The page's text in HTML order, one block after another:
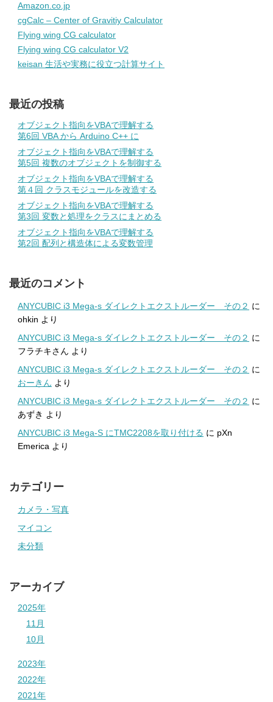
Amazon.co.jp
cgCalc – Center of Gravitiy Calculator
Flying wing CG calculator
Flying wing CG calculator V2
keisan 生活や実務に役立つ計算サイト
最近の投稿
オブジェクト指向をVBAで理解する
第6回 VBA から Arduino C++ に
オブジェクト指向をVBAで理解する
第5回 複数のオブジェクトを制御する
オブジェクト指向をVBAで理解する
第４回 クラスモジュールを改造する
オブジェクト指向をVBAで理解する
第3回 変数と処理をクラスにまとめる
オブジェクト指向をVBAで理解する
第2回 配列と構造体による変数管理
最近のコメント
ANYCUBIC i3 Mega-s ダイレクトエクストルーダー その２ に
ohkin より
ANYCUBIC i3 Mega-s ダイレクトエクストルーダー その２ に
フラチキさん より
ANYCUBIC i3 Mega-s ダイレクトエクストルーダー その２ に
おーきん より
ANYCUBIC i3 Mega-s ダイレクトエクストルーダー その２ に
あずき より
ANYCUBIC i3 Mega-S にTMC2208を取り付ける に pXn
Emerica より
カテゴリー
カメラ・写真
マイコン
未分類
アーカイブ
2025年
11月
10月
2023年
2022年
2021年